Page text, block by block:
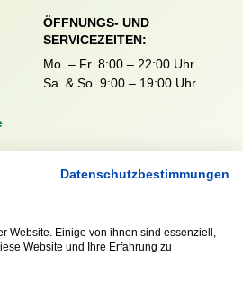
ÖFFNUNGS- UND
SERVICEZEITEN:
Mo. – Fr. 8:00 – 22:00 Uhr
Sa. & So. 9:00 – 19:00 Uhr
VEREINSSHOP
Datenschutzbestimmungen
Website. Einige von ihnen sind essenziell,
Website und Ihre Erfahrung zu